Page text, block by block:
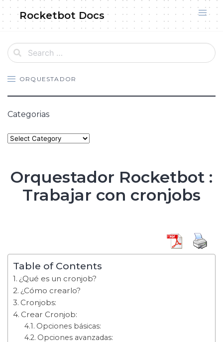
Skip
to
content
Rocketbot Docs
ORQUESTADOR
Categorias
Categories
Orquestador Rocketbot :
Trabajar con cronjobs
Table of Contents
¿Qué es un cronjob?
¿Cómo crearlo?
Cronjobs:
Crear Cronjob:
Opciones básicas:
Opciones avanzadas: